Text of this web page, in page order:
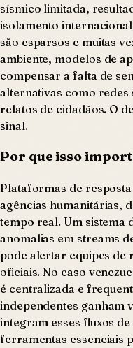
sísmico limitada,
isolamento
são esparsos e muitas
ambiente, modelos de
compensar a falta de
alternativas como redes
relatos de cidadãos. O
sinal.
Por que isso
Plataformas de
agências humanitárias,
tempo real. Um sistema
anomalias em streams
pode alertar equipes de
oficiais. No caso
é centralizada e
independentes ganham
integram esses fluxos
ferramentas essenciais